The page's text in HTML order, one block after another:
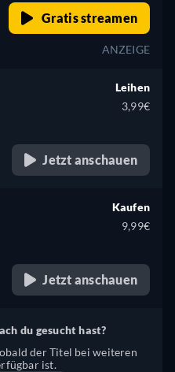
Gratis streamen
ANZEIGE
Leihen
3,99€
Jetzt anschauen
Kaufen
9,99€
Jetzt anschauen
du gesucht hast?
der Titel bei weiteren
ist.